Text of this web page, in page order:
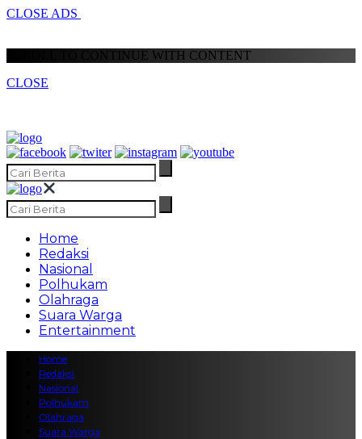
CLOSE ADS
SCROLL TO CONTINUE WITH CONTENT
CLOSE
Home
Redaksi
Nasional
Polhukam
Olahraga
Suara Warga
Entertainment
Home
Redaksi
Nasional
Polhukam
Olahraga
Suara Warga